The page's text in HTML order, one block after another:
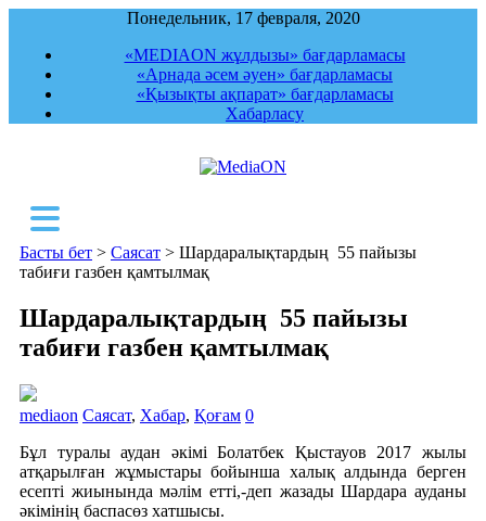
Понедельник, 17 февраля, 2020
«MEDIAON жұлдызы» бағдарламасы
«Арнада әсем әуен» бағдарламасы
«Қызықты ақпарат» бағдарламасы
Хабарласу
Басты бет > Саясат > Шардаралықтардың 55 пайызы
табиғи газбен қамтылмақ
Шардаралықтардың 55 пайызы
табиғи газбен қамтылмақ
mediaon Саясат, Хабар, Қоғам 0
Бұл туралы аудан әкімі Болатбек Қыстауов 2017 жылы
атқарылған жұмыстары бойынша халық алдында берген
есепті жиынында мәлім етті,-деп жазады Шардара ауданы
әкімінің баспасөз хатшысы.